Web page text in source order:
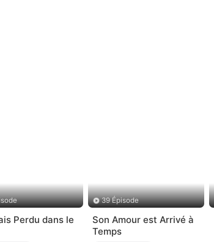
Perdu dans le
39 Épisode
Son Amour est Arrivé à
Temps